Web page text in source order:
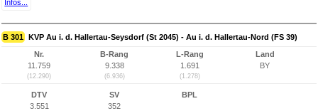
Infos...
B 301 KVP Au i. d. Hallertau-Seysdorf (St 2045) - Au i. d. Hallertau-Nord (FS 39)
Nr.
11.759
(12.290)
B-Rang
9.338
(6.936)
L-Rang
1.691
(1.278)
Land
BY
DTV
3.551
SV
352
BPL